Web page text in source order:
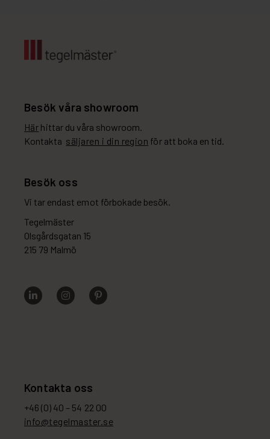
Kontakta oss
+46 (0) 40 – 54 22 00
info@tegelmaster.se
Besök våra showroom
Här hittar du våra showroom.
Kontakta säljaren i din region för att boka en tid.
Besök oss
Vi tar endast emot förbokade besök.
Tegelmäster
Olsgårdsgatan 15
215 79 Malmö